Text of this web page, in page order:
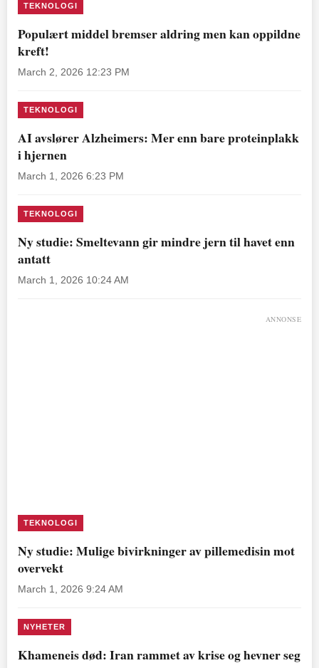
TEKNOLOGI
Populært middel bremser aldring men kan oppildne
kreft!
March 2, 2026 12:23 PM
TEKNOLOGI
AI avslører Alzheimers: Mer enn bare proteinplakk
i hjernen
March 1, 2026 6:23 PM
TEKNOLOGI
Ny studie: Smeltevann gir mindre jern til havet enn
antatt
March 1, 2026 10:24 AM
ANNONSE
TEKNOLOGI
Ny studie: Mulige bivirkninger av pillemedisin mot
overvekt
March 1, 2026 9:24 AM
NYHETER
Khameneis død: Iran rammet av krise og hevner seg